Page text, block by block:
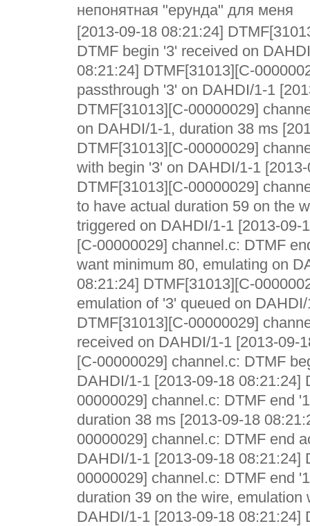
непонятная "ерунда" для меня
[2013-09-18 08:21:24]
DTMF begin '3' received on
08:21:24] DTMF[31013][C-
passthrough '3' on DAHDI/1-1
DTMF[31013][C-00000029]
on DAHDI/1-1, duration 38 ms
DTMF[31013][C-00000029]
with begin '3' on DAHDI/1-1
DTMF[31013][C-00000029]
to have actual duration 59 on the
triggered on DAHDI/1-1 [2013-09-
[C-00000029] channel.c: DTMF
want minimum 80, emulating on
08:21:24] DTMF[31013][C-
emulation of '3' queued on
DTMF[31013][C-00000029]
received on DAHDI/1-1 [2013-09-
[C-00000029] channel.c: DTMF
DAHDI/1-1 [2013-09-18 08:21:24]
00000029] channel.c: DTMF end
duration 38 ms [2013-09-18
00000029] channel.c: DTMF end
DAHDI/1-1 [2013-09-18 08:21:24]
00000029] channel.c: DTMF end
duration 39 on the wire, emulation
DAHDI/1-1 [2013-09-18 08:21:24]